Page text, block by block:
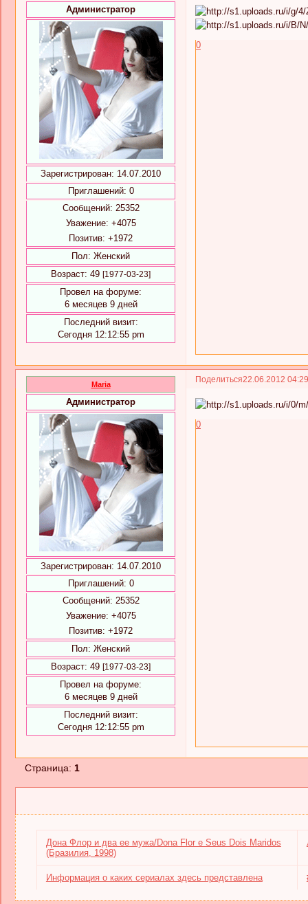
Администратор
Зарегистрирован: 14.07.2010
Приглашений: 0
Сообщений: 25352
Уважение: +4075
Позитив: +1972
Пол: Женский
Возраст: 49 [1977-03-23]
Провел на форуме:
6 месяцев 9 дней
Последний визит:
Сегодня 12:12:55 pm
0
Поделиться22.06.2012
Maria
Администратор
Зарегистрирован: 14.07.2010
Приглашений: 0
Сообщений: 25352
Уважение: +4075
Позитив: +1972
Пол: Женский
Возраст: 49 [1977-03-23]
Провел на форуме:
6 месяцев 9 дней
Последний визит:
Сегодня 12:12:55 pm
0
Страница: 1
Дона Флор и два ее мужа/Dona Flor e Seus Dois Maridos
(Бразилия, 1998)
Информация о каких сериалах здесь представлена